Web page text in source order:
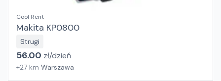
Cool Rent
Makita KP0800
Strugi
56.00 zł/dzień
+27 km Warszawa